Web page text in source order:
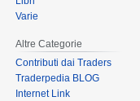
Varie
Altre Categorie
Contributi dai Traders
Traderpedia BLOG
Internet Link